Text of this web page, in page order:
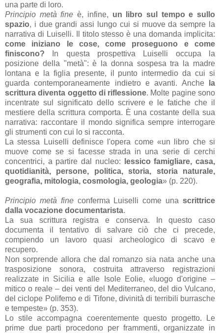
una parte di loro.
Principio metà fine è, infine, un libro sul tempo e sullo
spazio, i due grandi assi lungo cui si muove da sempre la
narrativa di Luiselli. Il titolo stesso è una domanda implicita:
come iniziano le cose, come proseguono e come
finiscono? In questa prospettiva Luiselli occupa la
posizione della "metà": è la donna sospesa tra la madre
lontana e la figlia presente, il punto intermedio da cui si
guarda contemporaneamente indietro e avanti. Anche
la
scrittura diventa oggetto di riflessione. Molte pagine sono
incentrate sul significato dello scrivere e le fatiche che il
mestiere della scrittura comporta. È una costante della sua
narrativa: raccontare il mondo significa sempre interrogare
gli strumenti con cui lo si racconta.
La stessa Luiselli definisce l'opera come «un libro che si
muove come se si facesse strada in una serie di cerchi
concentrici, a partire dal nucleo:
lessico famigliare, casa,
quotidianità, persone, politica, storia, storia naturale,
geografia, mitologia, cosmologia, geologia» (p. 220).
Principio metà fineconferma Luiselli come una scrittrice
dalla vocazione documentarista.
La sua scrittura registra e conserva. In questo caso
documenta il tentativo di salvare ciò che ci precede,
compiendo un lavoro quasi archeologico di scavo e
recupero.
Non sorprende allora che dal romanzo sia nata anche una
trasposizione sonora, costruita attraverso registrazioni
realizzate in Sicilia e alle Isole Eolie, «luogo d'origine –
mitico o reale – dei venti del Mediterraneo, del dio Vulcano,
del ciclope Polifemo e di Tifone, divinità di terribili burrasche
e tempeste» (p. 353).
Lo stile accompagna coerentemente questo progetto. Le
prime due parti procedono per frammenti, organizzate in